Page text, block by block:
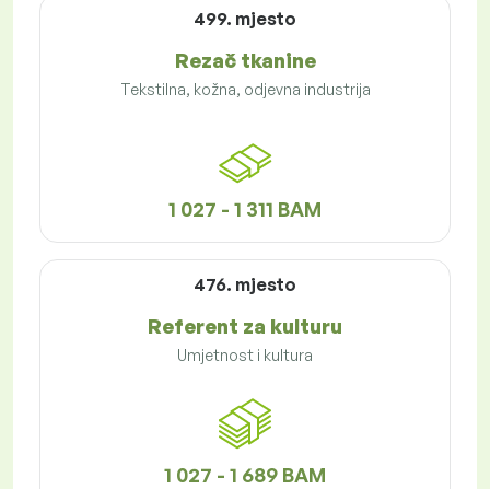
499. mjesto
Rezač tkanine
Tekstilna, kožna, odjevna industrija
1 027 - 1 311 BAM
476. mjesto
Referent za kulturu
Umjetnost i kultura
1 027 - 1 689 BAM